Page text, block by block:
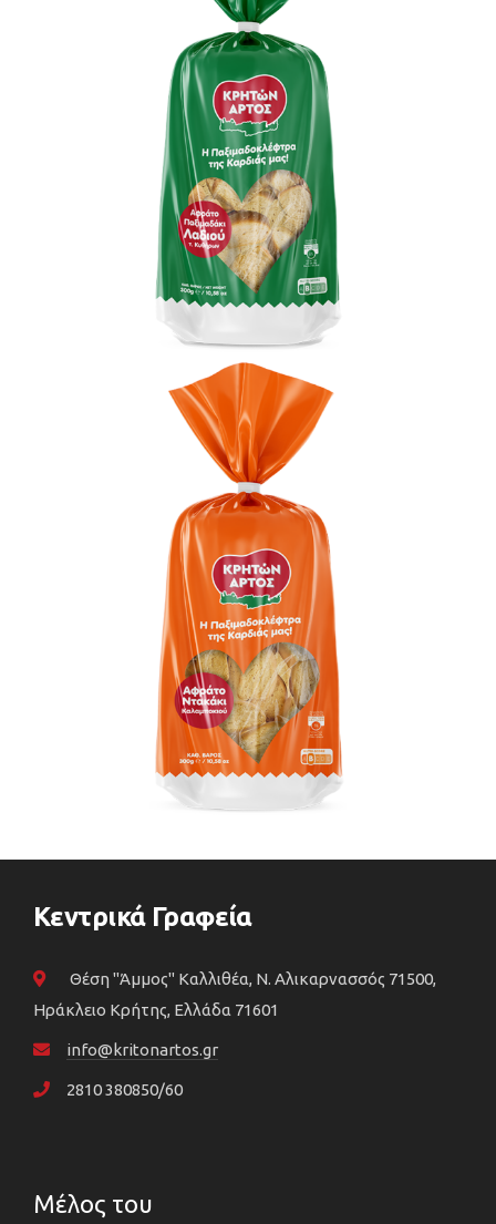
Κεντρικά Γραφεία
Θέση "Άμμος" Καλλιθέα, N. Αλικαρνασσός 71500,
Ηράκλειο Κρήτης, Ελλάδα 71601
info@kritonartos.gr
2810 380850/60
Μέλος του